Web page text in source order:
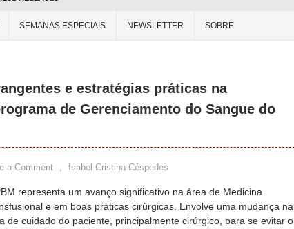
SEMANAS ESPECIAIS NEWSLETTER SOBRE
e estratégias práticas na
de Gerenciamento do Sangue do
a Comment , Isabel Cristina Céspedes
representa um avanço significativo na área de Medicina
e em boas práticas cirúrgicas. Envolve uma mudança na
de cuidado do paciente, principalmente cirúrgico, para se evitar o